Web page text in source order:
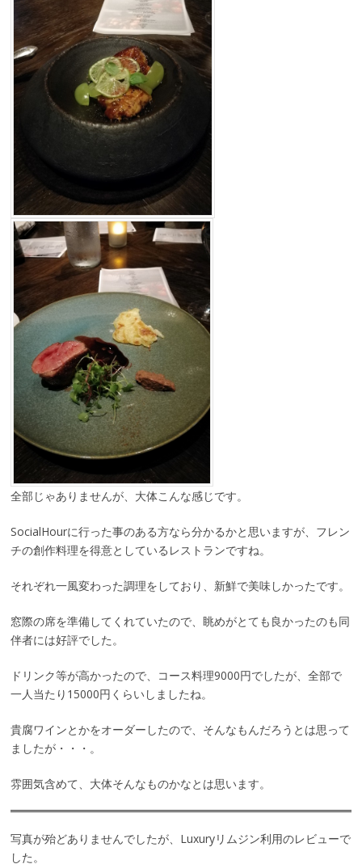
全部じゃありませんが、大体こんな感じです。
SocialHourに行った事のある方なら分かるかと思いますが、フレン
チの創作料理を得意としているレストランですね。
それぞれ一風変わった調理をしており、新鮮で美味しかったです。
窓際の席を準備してくれていたので、眺めがとても良かったのも同
伴者には好評でした。
ドリンク等が高かったので、コース料理9000円でしたが、全部で
一人当たり15000円くらいしましたね。
貴腐ワインとかをオーダーしたので、そんなもんだろうとは思って
ましたが・・・。
雰囲気含めて、大体そんなものかなとは思います。
写真が殆どありませんでしたが、Luxuryリムジン利用のレビューで
した。